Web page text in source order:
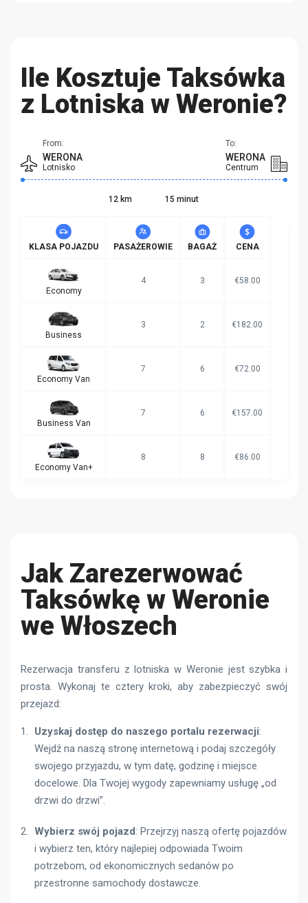
Ile Kosztuje Taksówka
z Lotniska w Weronie?
From:
WERONA
Lotnisko
To:
WERONA
Centrum
12 km 15 minut
KLASA POJAZDU PASAŻEROWIE BAGAŻ CENA
Economy
4 3 €58.00
Business
3 2 €182.00
Economy Van
7 6 €72.00
Business Van
7 6 €157.00
Economy Van+
8 8 €86.00
Jak Zarezerwować
Taksówkę w Weronie
we Włoszech
Rezerwacja transferu z lotniska w Weronie jest szybka i
prosta. Wykonaj te cztery kroki, aby zabezpieczyć swój
przejazd:
Uzyskaj dostęp do naszego portalu rezerwacji:
Wejdź na naszą stronę internetową i podaj szczegóły
swojego przyjazdu, w tym datę, godzinę i miejsce
docelowe. Dla Twojej wygody zapewniamy usługę „od
drzwi do drzwi”.
Wybierz swój pojazd: Przejrzyj naszą ofertę pojazdów
i wybierz ten, który najlepiej odpowiada Twoim
potrzebom, od ekonomicznych sedanów po
przestronne samochody dostawcze.